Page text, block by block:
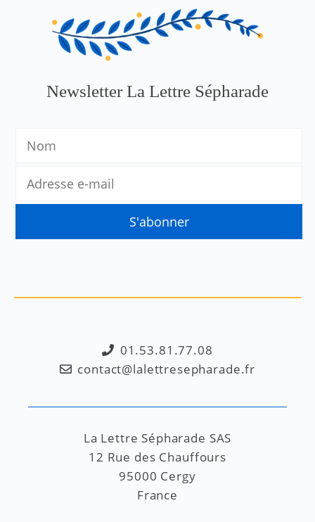
Newsletter La Lettre Sépharade
01.53.81.77.08
contact@lalettresepharade.fr
La Lettre Sépharade SAS
12 Rue des Chauffours
95000 Cergy
France